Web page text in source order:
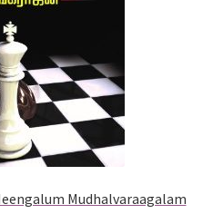
Mudhalvaraagalam